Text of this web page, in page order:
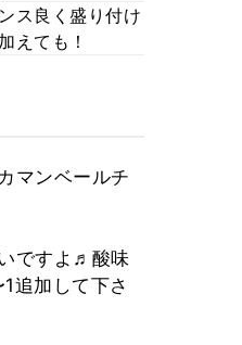
ス良く盛り付け
えても！
マンベールチ
ですよ♬酸味
追加して下さ